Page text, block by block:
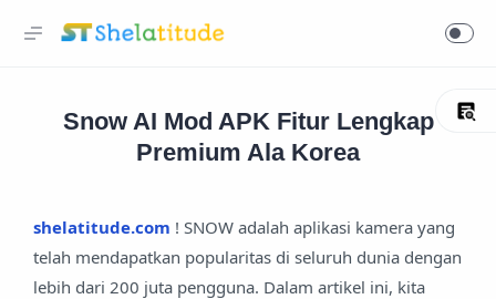
Snow AI Mod APK Fitur Lengkap
Premium Ala Korea
shelatitude.com ! SNOW adalah aplikasi kamera yang
telah mendapatkan popularitas di seluruh dunia dengan
lebih dari 200 juta pengguna. Dalam artikel ini, kita